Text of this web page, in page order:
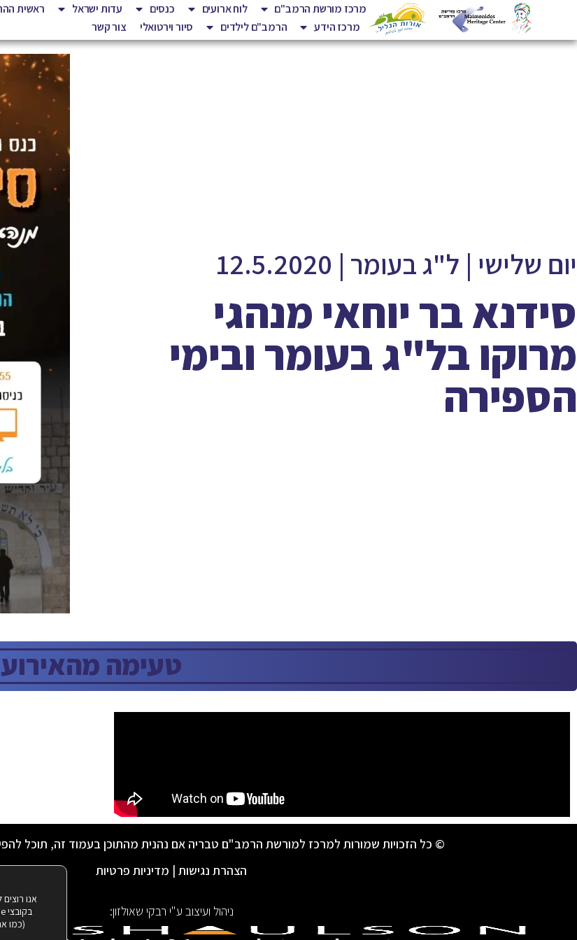
מרכז מורשת הרמב"ם לוח ארועים כנסים עדות ישראל ראשית
מרכז הידע
הרמב"ם לילדים סיור וירטואלי צור קשר
יום שלישי | ל"ג בעומר | 12.5.2020
סידנא בר יוחאי מנהגי
מרוקו בל"ג בעומר ובימי
הספירה
טעימה מהאירוע
© כל הזכויות שמורות למרכז למורשת הרמב"ם טבריה אם נהנית מהתוכן בעמוד זה, תוכל
הצהרת נגישות | מדיניות פרטיות
ניהול ועיצוב ע"י רבקי שאולזון:
אנו
(כמו